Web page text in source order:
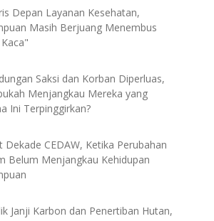
Depan Layanan Kesehatan,
Masih Berjuang Menembus
Saksi dan Korban Diperluas,
Menjangkau Mereka yang
Ini Terpinggirkan?
Dekade CEDAW, Ketika Perubahan
Belum Menjangkau Kehidupan
Janji Karbon dan Penertiban Hutan,